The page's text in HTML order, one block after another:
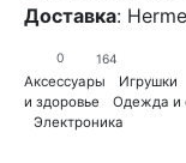
Доставка:
0 164
Аксессуары Игрушки
и здоровье
Одежда и
Электроника